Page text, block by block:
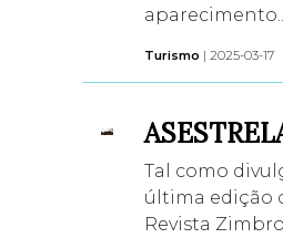
aparecimento...
Turismo | 2025-03-17
Tal como
última edição
Revista